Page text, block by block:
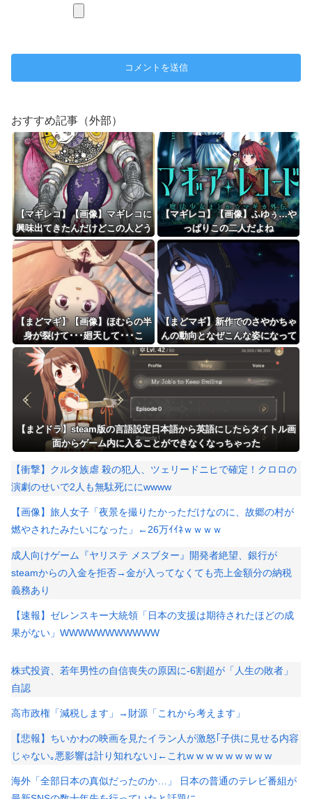
おすすめ記事（外部）
【マギレコ】【画像】マギレコに
興味出てきたんだけどこの人どう
いう人なの
【マギレコ】【画像】ふゆぅ…や
っぱりこの二人だよね
【まどマギ】【画像】ほむらの半
身が裂けて･･･廻天して･･･こ
れ･･･
【まどマギ】新作でのさやかちゃ
んの動向となぜこんな姿になって
いるのかが気になる
【まどドラ】steam版の言語設定日本語から英語にしたらタイトル画
面からゲーム内に入ることができなくなっちゃった
【衝撃】クルタ族虐 殺の犯人、ツェリードニヒで確定！クロロの
演劇のせいで2人も無駄死ににwwww
【画像】旅人女子「夜景を撮りたかっただけなのに、故郷の村が
燃やされたみたいになった」←26万ｲｲﾈｗｗｗｗ
成人向けゲーム『ヤリステ メスブター』開発者絶望、銀行が
steamからの入金を拒否→金が入ってなくても売上金額分の納税
義務あり
【速報】ゼレンスキー大統領「日本の支援は期待されたほどの成
果がない」WWWWWWWWWWW
株式投資、若年男性の自信喪失の原因に-6割超が「人生の敗者」
自認
高市政権「減税します」→財源「これから考えます」
【悲報】ちいかわの映画を見たイラン人が激怒｢子供に見せる内容
じゃない｡悪影響は計り知れない｣←これw w w w w w w w w
海外「全部日本の真似だったのか…」 日本の普通のテレビ番組が